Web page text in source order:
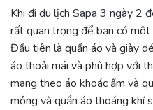
Khi đi du lịch Sapa 3 ngày 2
rất quan trọng để bạn có
Đầu tiên là quần áo và giày
áo thoải mái và phù hợp với
mang theo áo khoác ấm và
mỏng và quần áo thoáng khí